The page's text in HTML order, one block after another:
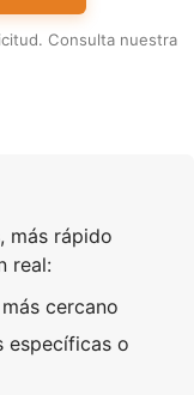
Consulta nuestra
más rápido
real:
cercano
específicas o